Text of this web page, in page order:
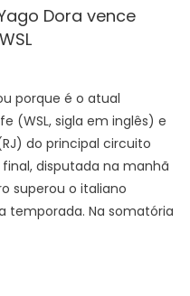
Dora vence
porque é o atual
(WSL, sigla em inglês) e
do principal circuito
disputada na manhã
superou o italiano
temporada. Na somatória